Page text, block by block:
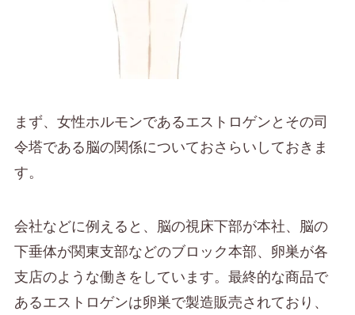
まず、女性ホルモンであるエストロゲンとその司
令塔である脳の関係についておさらいしておきま
す。
会社などに例えると、脳の視床下部が本社、脳の
下垂体が関東支部などのブロック本部、卵巣が各
支店のような働きをしています。最終的な商品で
あるエストロゲンは卵巣で製造販売されており、